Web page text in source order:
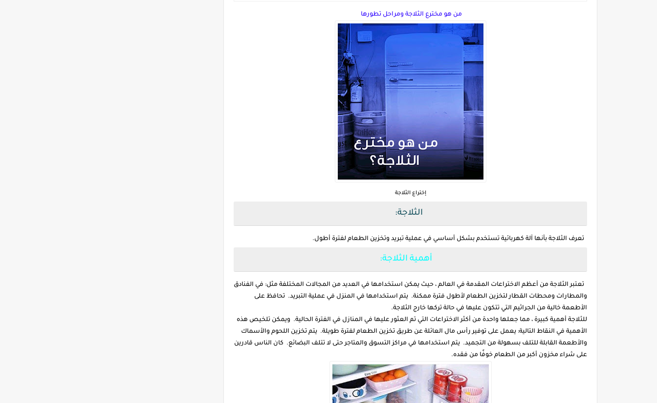
من هو مخترع الثلاجة ومراحل تطورها
إختراع الثلاجة
الثلاجة:
تعرف الثلاجة بأنها آلة كهربائية تستخدم بشكل أساسي في عملية تبريد وتخزين الطعام لفترة أطول.
أهمية الثلاجة:
تعتبر الثلاجة من أعظم الاختراعات المقدمة في العالم ، حيث يمكن استخدامها في العديد من المجالات المختلفة مثل: في الفنادق
والمطارات ومحطات القطار لتخزين الطعام لأطول فترة ممكنة. يتم استخدامها في المنزل في عملية التبريد. تحافظ على
الأطعمة خالية من الجراثيم التي تتكون عليها في حالة تركها خارج الثلاجة.
للثلاجة أهمية كبيرة ، مما جعلها واحدة من أكثر الاختراعات التي تم العثور عليها في المنازل في الفترة الحالية. ويمكن تلخيص هذه
الأهمية في النقاط التالية: يعمل على توفير رأس مال العائلة عن طريق تخزين الطعام لفترة طويلة. يتم تخزين اللحوم والأسماك
والأطعمة القابلة للتلف بسهولة من التجميد. يتم استخدامها في مراكز التسوق والمتاجر حتى لا تتلف البضائع. كان الناس قادرين
على شراء مخزون أكبر من الطعام خوفًا من فقده.